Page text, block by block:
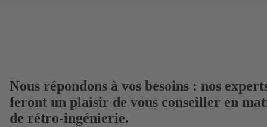
Nous répondons à vos besoins : nos
feront un plaisir de vous conseiller en
de rétro-ingénierie.